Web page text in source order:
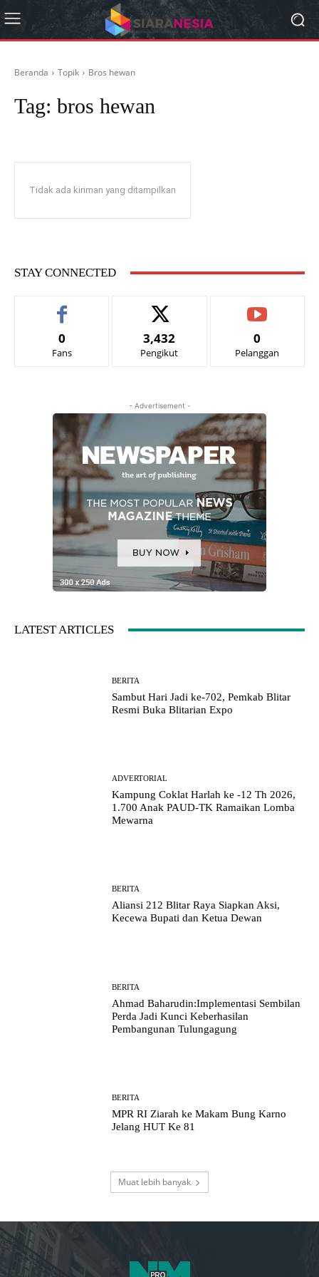
Beranda Topik Bros hewan
Tag: bros hewan
Tidak ada kiriman yang ditampilkan
STAY CONNECTED
0
Fans
3,432
Pengikut
0
Pelanggan
- Advertisement -
LATEST ARTICLES
BERITA
Sambut Hari Jadi ke-702, Pemkab Blitar
Resmi Buka Blitarian Expo
ADVERTORIAL
Kampung Coklat Harlah ke -12 Th 2026,
1.700 Anak PAUD-TK Ramaikan Lomba
Mewarna
BERITA
Aliansi 212 Blitar Raya Siapkan Aksi,
Kecewa Bupati dan Ketua Dewan
BERITA
Ahmad Baharudin:Implementasi Sembilan
Perda Jadi Kunci Keberhasilan
Pembangunan Tulungagung
BERITA
MPR RI Ziarah ke Makam Bung Karno
Jelang HUT Ke 81
Muat lebih banyak